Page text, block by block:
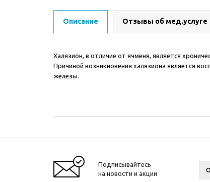
Описание Отзывы об мед.услуге
Халязион, в отличие от ячменя, является
Причиной возникновения халязиона является
железы.
Подписывайтесь
на новости и акции